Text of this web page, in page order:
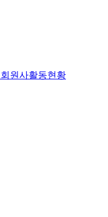
회원사활동현황